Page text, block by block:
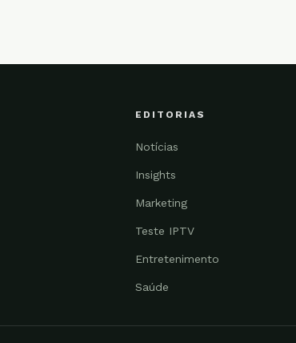
EDITORIAS
Notícias
Insights
Marketing
Teste IPTV
Entretenimento
Saúde